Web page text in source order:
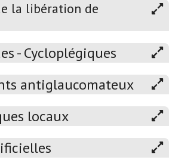
la libération de
- Cycloplégiques
antiglaucomateux
locaux